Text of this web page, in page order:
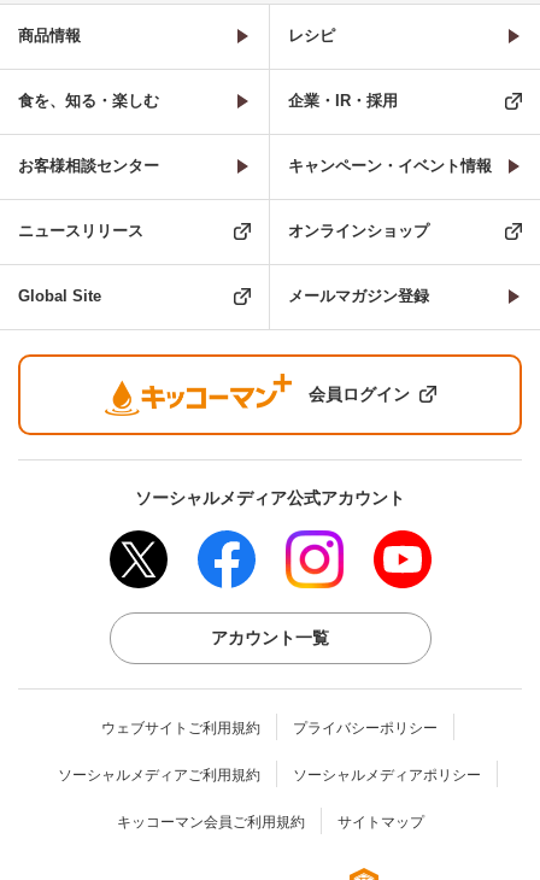
商品情報 レシピ
食を、知る・楽しむ 企業・IR・採用
お客様相談センター キャンペーン・イベント情報
ニュースリリース オンラインショップ
Global Site メールマガジン登録
会員ログイン
ソーシャルメディア公式アカウント
アカウント一覧
ウェブサイトご利用規約 プライバシーポリシー
ソーシャルメディアご利用規約 ソーシャルメディアポリシー
キッコーマン会員ご利用規約 サイトマップ